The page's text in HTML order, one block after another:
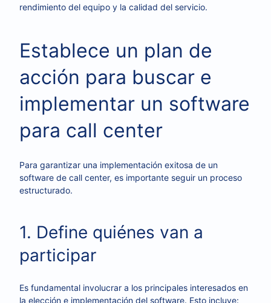
rendimiento del equipo y la calidad del servicio.
Establece un plan de
acción para buscar e
implementar un software
para call center
Para garantizar una implementación exitosa de un
software de call center, es importante seguir un proceso
estructurado.
1. Define quiénes van a
participar
Es fundamental involucrar a los principales interesados en
la elección e implementación del software. Esto incluye: